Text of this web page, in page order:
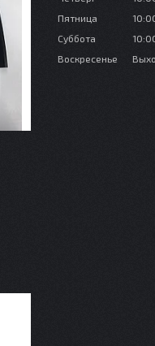
Пятница
Суббота
Воскресенье